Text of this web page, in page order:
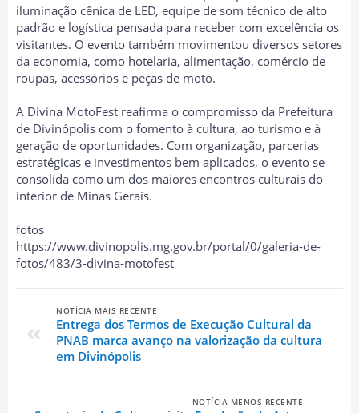
iluminação cênica de LED, equipe de som técnico de alto
padrão e logística pensada para receber com excelência os
visitantes. O evento também movimentou diversos setores
da economia, como hotelaria, alimentação, comércio de
roupas, acessórios e peças de moto.
A Divina MotoFest reafirma o compromisso da Prefeitura
de Divinópolis com o fomento à cultura, ao turismo e à
geração de oportunidades. Com organização, parcerias
estratégicas e investimentos bem aplicados, o evento se
consolida como um dos maiores encontros culturais do
interior de Minas Gerais.
fotos
https://www.divinopolis.mg.gov.br/portal/0/galeria-de-
fotos/483/3-divina-motofest
NOTÍCIA MAIS RECENTE
Entrega dos Termos de Execução Cultural da
PNAB marca avanço na valorização da cultura
em Divinópolis
NOTÍCIA MENOS RECENTE